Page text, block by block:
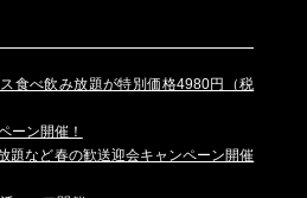
食べ飲み放題が特別価格4980円（税
ーン開催！
題など春の歓送迎会キャンペーン開催